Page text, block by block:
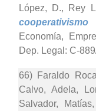
López, D., Rey
Economía,
Dep. Legal: C-
66) Faraldo
Calvo, Adela,
Salvador,